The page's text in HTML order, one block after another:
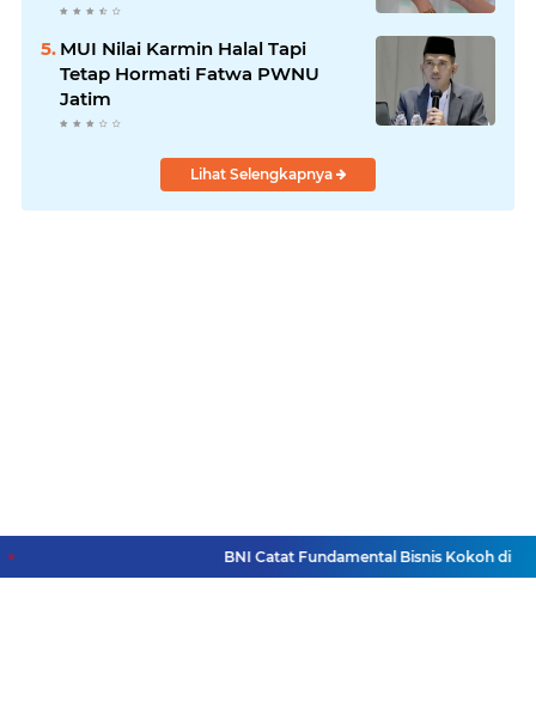
MUI Nilai Karmin Halal Tapi
Tetap Hormati Fatwa PWNU
Jatim
Lihat Selengkapnya
BNI Catat Fundamental Bisnis Kokoh di